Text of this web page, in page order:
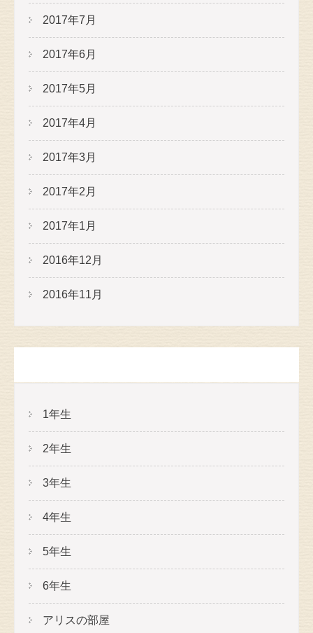
2017年7月
2017年6月
2017年5月
2017年4月
2017年3月
2017年2月
2017年1月
2016年12月
2016年11月
1年生
2年生
3年生
4年生
5年生
6年生
アリスの部屋